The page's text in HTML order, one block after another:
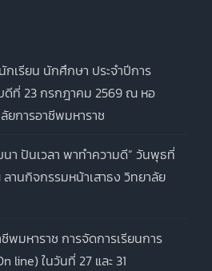
เรียน นักศึกษา ประจำปีการ
ที่ 23 กรกฎาคม 2569 ณ หอ
ยการอาชีพมหาราช
า ปันเวลา พาทำความดี” วันพุธที่
านกิจกรรมหน้าเสาธง วิทยาลัย
พมหาราช การจัดการเรียนการ
line) ในวันที่ 27 และ 31